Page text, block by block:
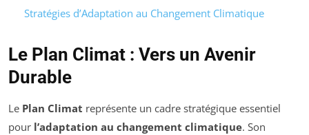
Stratégies d’Adaptation au Changement Climatique
Le Plan Climat : Vers un Avenir
Durable
Le Plan Climat représente un cadre stratégique essentiel
pour l’adaptation au changement climatique. Son